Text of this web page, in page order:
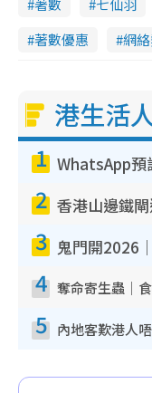
著數優惠
網
港生活
1
2
3
4
5